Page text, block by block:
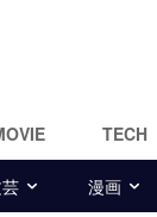
TECH
漫画